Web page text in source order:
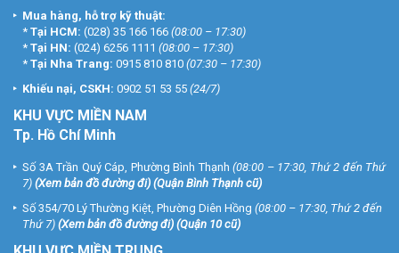
Mua hàng, hỗ trợ kỹ thuật:
* Tại HCM: (028) 35 166 166 (08:00 – 17:30)
* Tại HN: (024) 6256 1111 (08:00 – 17:30)
* Tại Nha Trang: 0915 810 810 (07:30 – 17:30)
Khiếu nại, CSKH: 0902 51 53 55 (24/7)
KHU VỰC MIỀN NAM
Tp. Hồ Chí Minh
Số 3A Trần Quý Cáp, Phường Bình Thạnh (08:00 – 17:30, Thứ 2 đến Thứ
7) (Xem bản đồ đường đi) (Quận Bình Thạnh cũ)
Số 354/70 Lý Thường Kiệt, Phường Diên Hồng (08:00 – 17:30, Thứ 2 đến
Thứ 7) (Xem bản đồ đường đi) (Quận 10 cũ)